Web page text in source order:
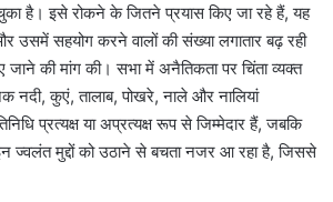
है। इसे रोकने के जितने प्रयास किए जा रहे हैं, यह
सहयोग करने वालों की संख्या लगातार बढ़ रही
जाने की मांग की। सभा में अनैतिकता पर चिंता व्यक्त
कुएं, तालाब, पोखरे, नाले और नालियां
प्रत्यक्ष या अप्रत्यक्ष रूप से जिम्मेदार हैं, जबकि
ज्वलंत मुद्दों को उठाने से बचता नजर आ रहा है, जिससे